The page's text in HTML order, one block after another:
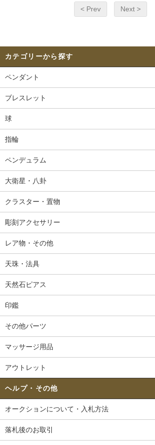
< Prev Next >
カテゴリーから探す
ペンダント
ブレスレット
球
指輪
ペンデュラム
大衛星・八卦
クラスター・置物
彫刻アクセサリー
レア物・その他
天珠・法具
天然石ピアス
印鑑
その他パーツ
マッサージ用品
アウトレット
ヘルプ・その他
オークションについて・入札方法
落札後のお取引